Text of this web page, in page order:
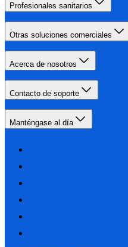
Profesionales sanitarios
Otras soluciones comerciales
Acerca de nosotros
Contacto de soporte
Manténgase al día